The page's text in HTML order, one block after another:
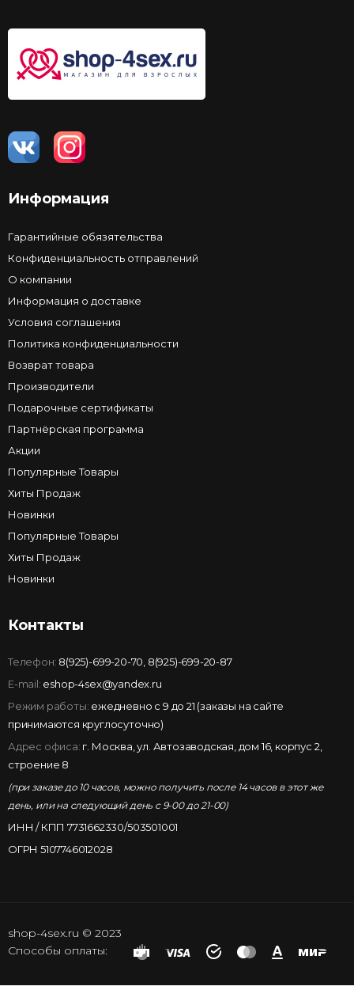
Информация
Гарантийные обязятельства
Конфиденциальность отправлений
О компании
Информация о доставке
Условия соглашения
Политика конфиденциальности
Возврат товара
Производители
Подарочные сертификаты
Партнёрская программа
Акции
Популярные Товары
Хиты Продаж
Новинки
Популярные Товары
Хиты Продаж
Новинки
Контакты
Телефон: 8(925)-699-20-70 8(925)-699-20-87
E-mail: eshop-4sex@yandex.ru
Режим работы: ежедневно с 9 до 21 (заказы на сайте
принимаются круглосуточно)
Адрес офиса: г. Москва, ул. Автозаводская, дом 16, корпус 2,
строение 8
(при заказе до 10 часов, можно получить после 14 часов в этот же
день, или на следующий день с 9-00 до 21-00)
ИНН / КПП 7731662330/503501001
ОГРН 5107746012028
shop-4sex.ru © 2023
Способы оплаты: